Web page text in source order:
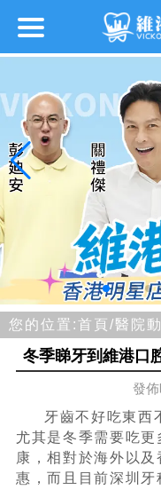
您的位置:首頁/醫院
冬季睇牙到維港口
發
牙齒不好吃東西
尤其是冬季需要吃
康，相對於海外以
惠，而且目前深圳